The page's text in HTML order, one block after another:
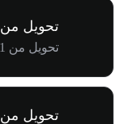
تحويل من ASMLON إلى ZAR
تحويل من 1 ASMLON إلى R27.64K
تحويل من ASMLON إلى IQD